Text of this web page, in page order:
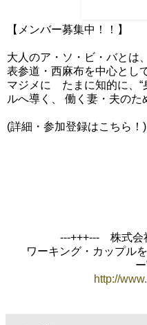
【メンバー募集中！！】
大人のア・ソ・ビ・バとは
表参道・西麻布を中心と
マジメに たまに知的に、“
ルへ導く、 働く妻・夫のた
(詳細・参加登録はこちら！)
---+++--- 株式会
ワーキング・カップル
ー
http://
---